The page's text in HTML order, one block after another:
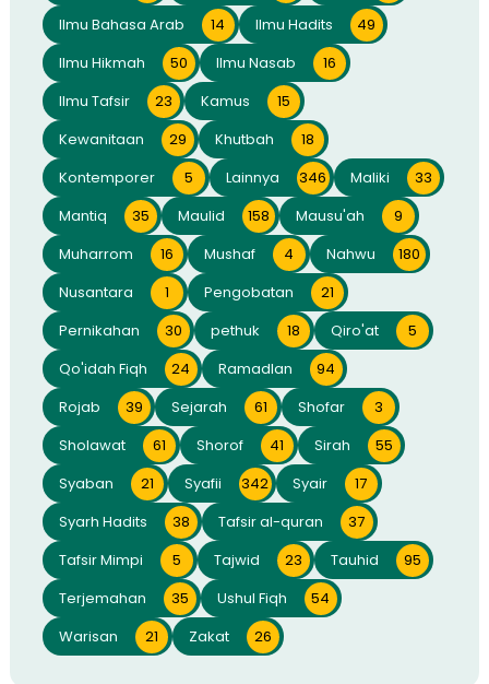
Ilmu Bahasa Arab
14 Ilmu Hadits
49
Ilmu Hikmah
50 Ilmu Nasab
16
Ilmu Tafsir
23 Kamus
15
Kewanitaan
29 Khutbah
18
Kontemporer
5 Lainnya 346 Maliki
33
Mantiq
35 Maulid 158 Mausu'ah
9
Muharrom
16 Mushaf 4 Nahwu
180
Nusantara
1 Pengobatan
21
Pernikahan
30 pethuk 18 Qiro'at
5
Qo'idah Fiqh
24 Ramadlan
94
Rojab
39 Sejarah 61 Shofar
3
Sholawat
61 Shorof 41 Sirah
55
Syaban
21 Syafii 342 Syair
17
Syarh Hadits
38 Tafsir al-quran
37
Tafsir Mimpi
5 Tajwid 23 Tauhid
95
Terjemahan
35 Ushul Fiqh
54
Warisan
21 Zakat 26